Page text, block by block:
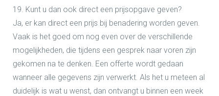
19. Kunt u dan ook direct een prijsopgave geven?
Ja, er kan direct een prijs bij benadering worden geven.
Vaak is het goed om nog even over de verschillende
mogelijkheden, die tijdens een gesprek naar voren zijn
gekomen na te denken. Een offerte wordt gedaan
wanneer alle gegevens zijn verwerkt. Als het u meteen al
duidelijk is wat u wenst, dan ontvangt u binnen een week